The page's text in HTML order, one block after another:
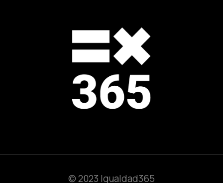
© 2023 Igualdad365